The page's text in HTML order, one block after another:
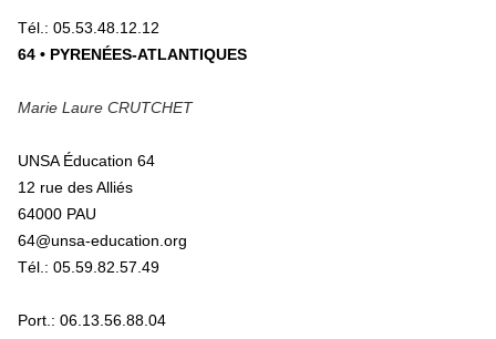
Tél.: 05.53.48.12.12
64 • PYRENÉES-ATLANTIQUES
Marie Laure CRUTCHET
UNSA Éducation 64
12 rue des Alliés
64000 PAU
64@unsa-education.org
Tél.: 05.59.82.57.49
Port.: 06.13.56.88.04